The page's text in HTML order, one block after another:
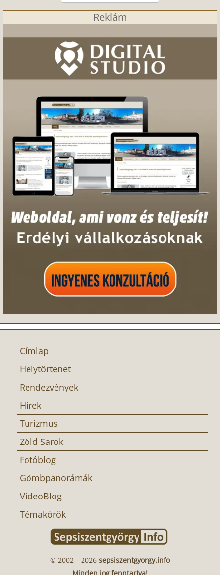
Reklám
Címlap
Helytörténet
Rendezvények
Hírek
Turizmus
Zöld Sarok
Fotóblog
Gömbpanorámák
VideoBlog
Témakörök
© 2002 – 2026 sepsiszentgyorgy.info
Minden jog fenntartva!